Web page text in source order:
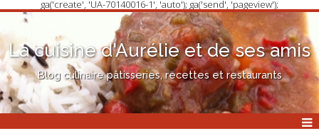
ga('create', 'UA-70140016-1', 'auto'); ga('send', 'pageview');
La cuisine d'Aurélie et de ses amis
Blog culinaire pâtisseries, recettes et restaurants